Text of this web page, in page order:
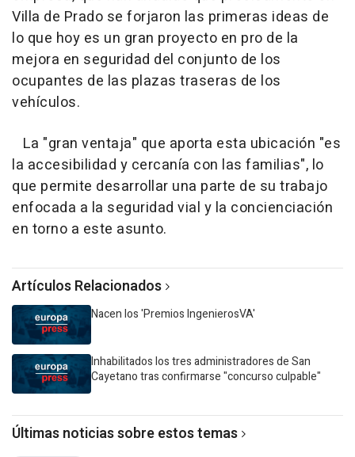
Villa de Prado se forjaron las primeras ideas de
lo que hoy es un gran proyecto en pro de la
mejora en seguridad del conjunto de los
ocupantes de las plazas traseras de los
vehículos.
La "gran ventaja" que aporta esta ubicación "es
la accesibilidad y cercanía con las familias", lo
que permite desarrollar una parte de su trabajo
enfocada a la seguridad vial y la concienciación
en torno a este asunto.
Artículos Relacionados
Nacen los 'Premios IngenierosVA'
Inhabilitados los tres administradores de San
Cayetano tras confirmarse "concurso culpable"
Últimas noticias sobre estos temas